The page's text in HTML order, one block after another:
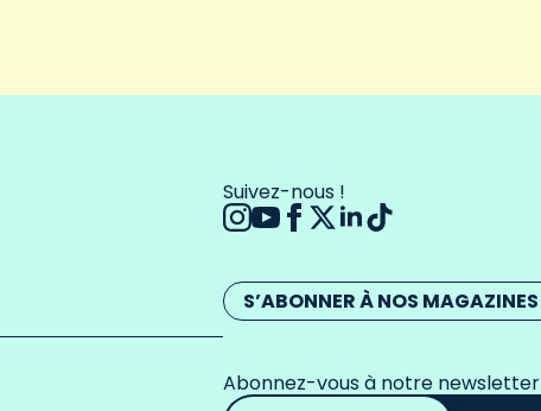
Suivez-nous !
S’ABONNER À NOS MAGAZINES
Abonnez-vous à notre newsletter
Adresse